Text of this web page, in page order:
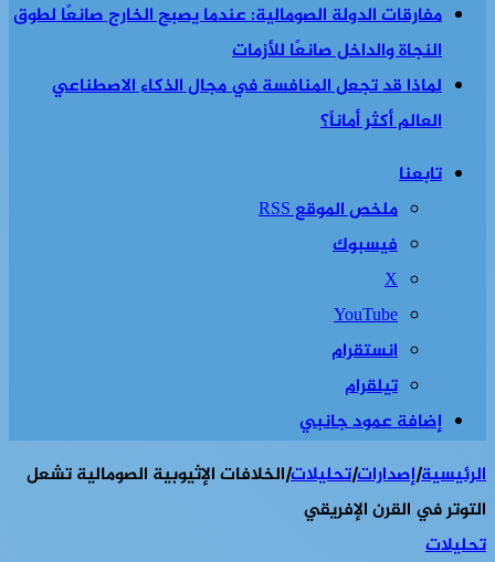
مفارقات الدولة الصومالية: عندما يصبح الخارج صانعًا لطوق
النجاة والداخل صانعًا للأزمات
لماذا قد تجعل المنافسة في مجال الذكاء الاصطناعي
العالم أكثر أماناً؟
تابعنا
ملخص الموقع RSS
فيسبوك
‫X
‫YouTube
انستقرام
تيلقرام
إضافة عمود جانبي
الرئيسية|إصدارات|تحليلات|الخلافات الإثيوبية الصومالية تشعل
التوتر في القرن الإفريقي
تحليلات